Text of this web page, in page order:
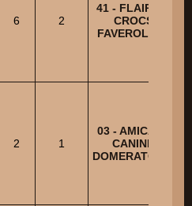
6 2
41 - FLAIR ET
CROCS
FAVEROLLES
2 1
03 - AMICALE
CANINE
DOMERATOISE